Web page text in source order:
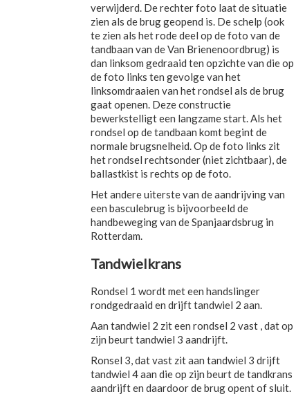
verwijderd. De rechter foto laat de situatie
zien als de brug geopend is. De schelp (ook
te zien als het rode deel op de foto van de
tandbaan van de Van Brienenoordbrug) is
dan linksom gedraaid ten opzichte van die op
de foto links ten gevolge van het
linksomdraaien van het rondsel als de brug
gaat openen. Deze constructie
bewerkstelligt een langzame start. Als het
rondsel op de tandbaan komt begint de
normale brugsnelheid. Op de foto links zit
het rondsel rechtsonder (niet zichtbaar), de
ballastkist is rechts op de foto.
Het andere uiterste van de aandrijving van
een basculebrug is bijvoorbeeld de
handbeweging van de Spanjaardsbrug in
Rotterdam.
Tandwielkrans
Rondsel 1 wordt met een handslinger
rondgedraaid en drijft tandwiel 2 aan.
Aan tandwiel 2 zit een rondsel 2 vast , dat op
zijn beurt tandwiel 3 aandrijft.
Ronsel 3, dat vast zit aan tandwiel 3 drijft
tandwiel 4 aan die op zijn beurt de tandkrans
aandrijft en daardoor de brug opent of sluit.